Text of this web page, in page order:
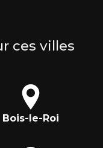
ces villes
Bois-le-Roi